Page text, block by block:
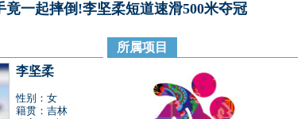
竟一起摔倒!李坚柔短道速滑500米夺冠
李坚柔
性别：女
籍贯：吉林
所属项目